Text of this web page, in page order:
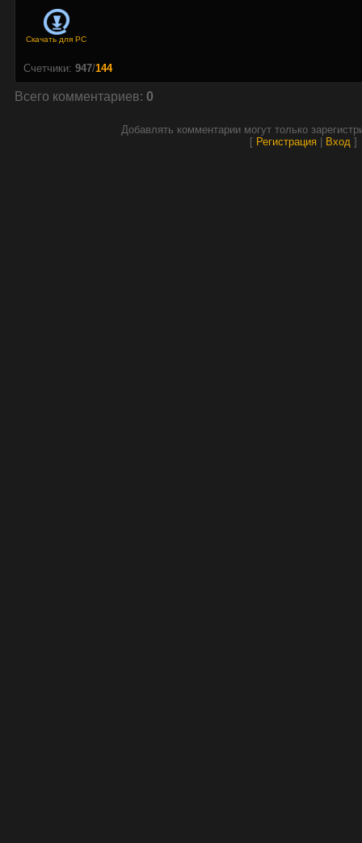
Скачать для PC
Счетчики: 947/144
Всего комментариев: 0
Добавлять комментарии могут только
[ Регистрация Вход ]